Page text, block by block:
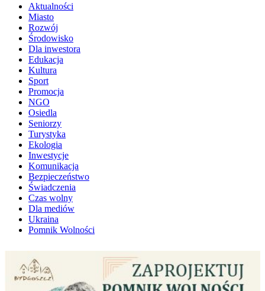
Aktualności
Miasto
Rozwój
Środowisko
Dla inwestora
Edukacja
Kultura
Sport
Promocja
NGO
Osiedla
Seniorzy
Turystyka
Ekologia
Inwestycje
Komunikacja
Bezpieczeństwo
Świadczenia
Czas wolny
Dla mediów
Ukraina
Pomnik Wolności